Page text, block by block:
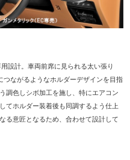
設計。車両前席に見られる太い張り
つながるようなホルダーデザインを目指
調色しシボ加工を施し、特にエアコン
てホルダー装着後も同調するよう仕上
る意匠となるため、合わせて設計して